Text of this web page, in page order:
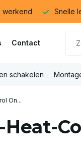
werkend Snelle
Contact
schakelen
On...